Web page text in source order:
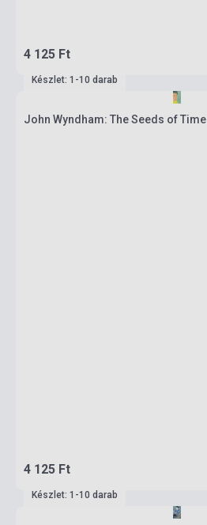
4 125 Ft
Készlet: 1-10 darab
John Wyndham: The Seeds of Time
4 125 Ft
Készlet: 1-10 darab